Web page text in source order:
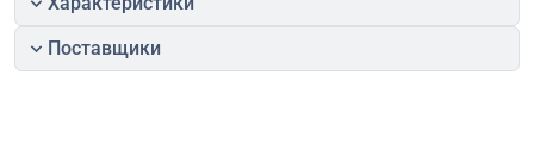
Поставщики